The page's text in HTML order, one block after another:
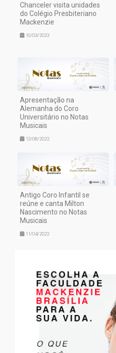
Chanceler visita unidades
do Colégio Presbiteriano
Mackenzie
10/03/2023
Apresentação na
Alemanha do Coro
Universitário no Notas
Musicais
12/08/2022
Antigo Coro Infantil se
reúne e canta Milton
Nascimento no Notas
Musicais
11/04/2022